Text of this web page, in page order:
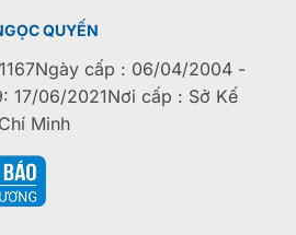
QUYẾN
cấp : 06/04/2004 -
17/06/2021Nơi cấp : Sở Kế
Minh